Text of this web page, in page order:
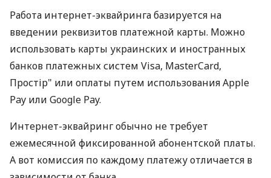
Работа интернет-эквайринга базируется на
введении реквизитов платежной карты. Можно
использовать карты украинских и иностранных
банков платежных систем Visa, MasterCard,
Простір" или оплаты путем использования Apple
Pay или Google Pay.
Интернет-эквайринг обычно не требует
ежемесячной фиксированной абонентской платы.
А вот комиссия по каждому платежу отличается в